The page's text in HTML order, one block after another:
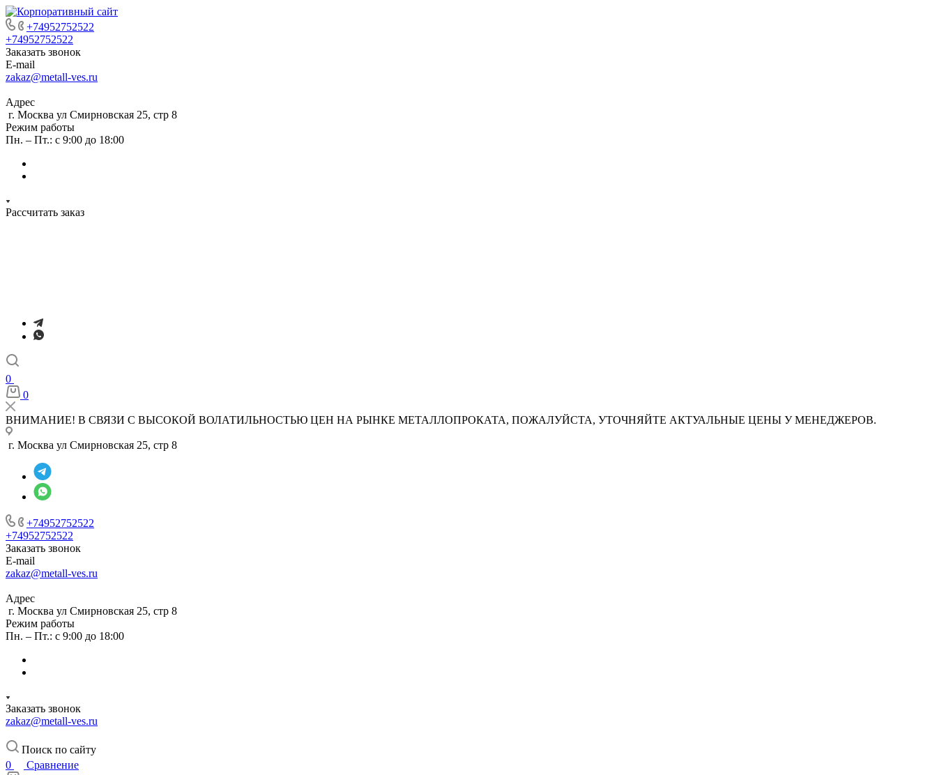
+74952752522
+74952752522
Заказать звонок
E-mail
zakaz@metall-ves.ru
Адрес
г. Москва ул Смирновская 25, стр 8
Режим работы
Пн. – Пт.: с 9:00 до 18:00
Рассчитать заказ
0
0
ВНИМАНИЕ! В СВЯЗИ С ВЫСОКОЙ ВОЛАТИЛЬНОСТЬЮ ЦЕН НА РЫНКЕ МЕТАЛЛОПРОКАТА, ПОЖАЛУЙСТА, УТОЧНЯЙТЕ АКТУАЛЬНЫЕ ЦЕНЫ У МЕНЕДЖЕРОВ.
г. Москва ул Смирновская 25, стр 8
+74952752522
+74952752522
Заказать звонок
E-mail
zakaz@metall-ves.ru
Адрес
г. Москва ул Смирновская 25, стр 8
Режим работы
Пн. – Пт.: с 9:00 до 18:00
Заказать звонок
zakaz@metall-ves.ru
Поиск по сайту
0
Сравнение